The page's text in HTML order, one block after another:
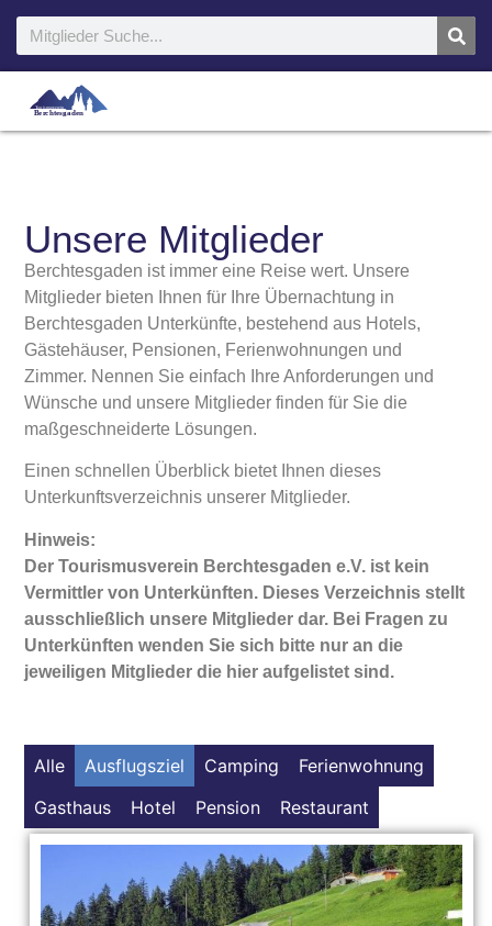
Unsere Mitglieder
Berchtesgaden ist immer eine Reise wert. Unsere
Mitglieder bieten Ihnen für Ihre Übernachtung in
Berchtesgaden Unterkünfte, bestehend aus Hotels,
Gästehäuser, Pensionen, Ferienwohnungen und
Zimmer. Nennen Sie einfach Ihre Anforderungen und
Wünsche und unsere Mitglieder finden für Sie die
maßgeschneiderte Lösungen.
Einen schnellen Überblick bietet Ihnen dieses
Unterkunftsverzeichnis unserer Mitglieder.
Hinweis:
Der Tourismusverein Berchtesgaden e.V. ist kein
Vermittler von Unterkünften. Dieses Verzeichnis stellt
ausschließlich unsere Mitglieder dar. Bei Fragen zu
Unterkünften wenden Sie sich bitte nur an die
jeweiligen Mitglieder die hier aufgelistet sind.
Ausflugsziel Camping
Ferienwohnung
Gasthaus
Hotel Pension Restaurant
Alle